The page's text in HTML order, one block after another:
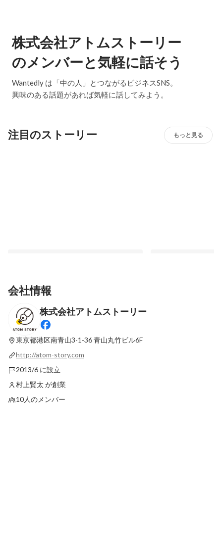
株式会社アトムストーリー
のメンバーと気軽に話そう
Wantedly は「中の人」とつながるビジネスSNS。
興味のある話題があれば気軽に話してみよう。
注目のストーリー もっと見る
中学校の社会実習の一環として取材を受け
ました！
最新順で表示
会社情報
株式会社アトムストーリー
東京都港区南青山3-1-36青山丸竹ビル6F
http://atom-story.com
2013/6 に設立
村上賢太 が創業
10人のメンバー